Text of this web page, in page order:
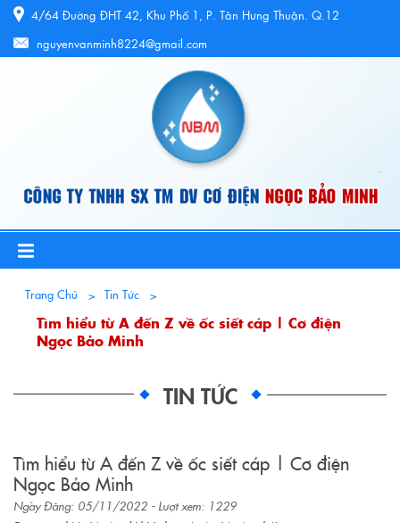
4/64 Đường ĐHT 42, Khu Phố 1, P. Tân Hưng Thuận. Q.12
nguyenvanminh8224@gmail.com
Trang Chủ Tin Tức
Tìm hiểu từ A đến Z về ốc siết cáp | Cơ điện
Ngọc Bảo Minh
TIN TỨC
Tìm hiểu từ A đến Z về ốc siết cáp | Cơ điện
Ngọc Bảo Minh
Ngày Đăng: 05/11/2022 - Lượt xem: 1229